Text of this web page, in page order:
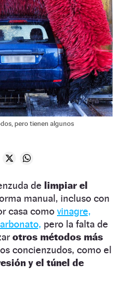
pero tienen algunos
de limpiar el
manual, incluso con
casa como vinagre,
pero la falta de
otros métodos más
concienzudos, como el
y el túnel de